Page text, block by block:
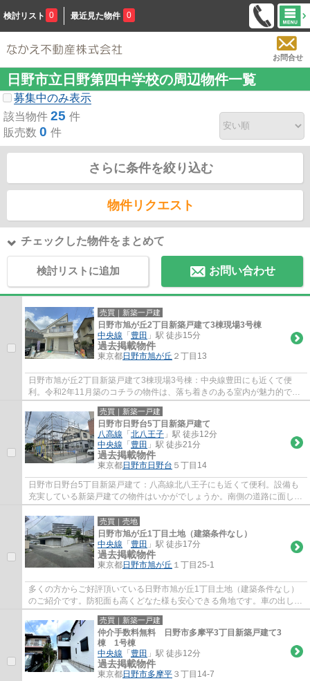
検討リスト 0 最近見た物件 0
お問合せ
日野市立日野第四中学校の周辺物件一覧
募集中のみ表示
該当物件 25 件
販売数 0 件
さらに条件を絞り込む
物件リクエスト
チェックした物件をまとめて
検討リストに追加 お問い合わせ
売買｜新築一戸建
日野市旭が丘2丁目新築戸建て3棟現場3号棟
中央線 「 豊田 」駅 徒歩15分
過去掲載物件
東京都日野市旭が丘 ２丁目13
日野市旭が丘2丁目新築戸建て3棟現場3号棟：中央線豊田にも近くて便
利。令和2年11月築のコチラの物件は、落ち着きのある室内が魅力的で
す。駅まで徒歩15分の場所にある物件です。内外...
売買｜新築一戸建
日野市日野台5丁目新築戸建て
八高線 「 北八王子 」駅 徒歩12分
中央線 「 豊田 」駅 徒歩21分
過去掲載物件
東京都日野市日野台 ５丁目14
日野市日野台5丁目新築戸建て：八高線北八王子にも近くて便利。設備も
充実している新築戸建ての物件はいかがでしょうか。南側の道路に面して
いる物件は日当たりが良いです。駅まで徒歩...
売買｜売地
日野市旭が丘1丁目土地（建築条件なし）
中央線 「 豊田 」駅 徒歩17分
過去掲載物件
東京都日野市旭が丘 １丁目25-1
多くの方からご好評頂いている日野市旭が丘1丁目土地（建築条件なし）
のご紹介です。防犯面も高くどなた様も安心できる角地です。車の出し入
れがしやすい6m以上の前面道路になっており...
売買｜新築一戸建
仲介手数料無料 日野市多摩平3丁目新築戸建て3
棟 1号棟
中央線 「 豊田 」駅 徒歩12分
過去掲載物件
東京都日野市多摩平 ３丁目14-7